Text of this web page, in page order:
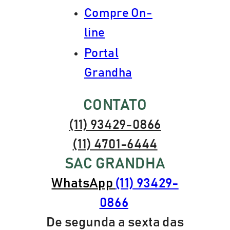
Compre On-
line
Portal
Grandha
CONTATO
(11) 93429-0866
(11) 4701-6444
SAC GRANDHA
WhatsApp (11) 93429-
0866
De segunda a sexta das